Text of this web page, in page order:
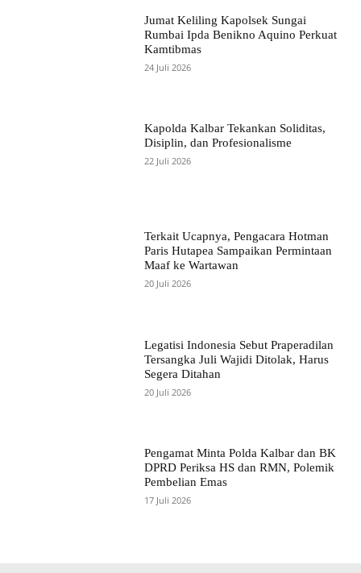
Jumat Keliling Kapolsek Sungai
Rumbai Ipda Benikno Aquino Perkuat
Kamtibmas
24 Juli 2026
Kapolda Kalbar Tekankan Soliditas,
Disiplin, dan Profesionalisme
22 Juli 2026
Terkait Ucapnya, Pengacara Hotman
Paris Hutapea Sampaikan Permintaan
Maaf ke Wartawan
20 Juli 2026
Legatisi Indonesia Sebut Praperadilan
Tersangka Juli Wajidi Ditolak, Harus
Segera Ditahan
20 Juli 2026
Pengamat Minta Polda Kalbar dan BK
DPRD Periksa HS dan RMN, Polemik
Pembelian Emas
17 Juli 2026